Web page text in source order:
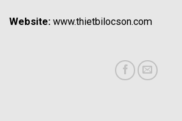
Website: www.thietbilocson.com